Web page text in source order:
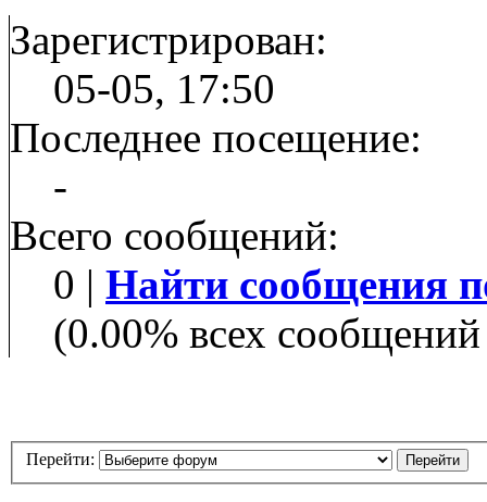
Зарегистрирован:
05-05, 17:50
Последнее посещение:
-
Всего сообщений:
0 | Найти сообщения
(0.00% всех
Перейти: